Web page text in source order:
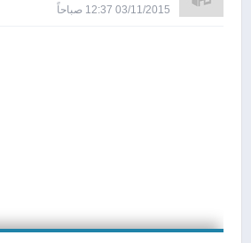
03/11/2015 12:37 صباحاً